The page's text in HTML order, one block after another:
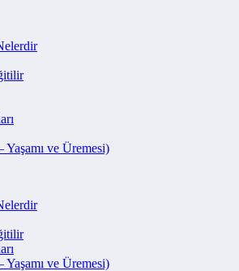
ve Üremesi)
ve Üremesi)